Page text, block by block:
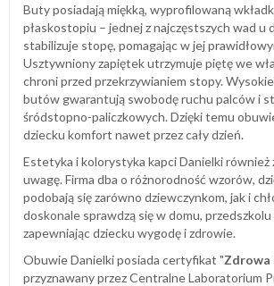
Buty posiadają miękką, wyprofilowaną
płaskostopiu – jednej z najczęstszych wad u
stabilizuje stopę, pomagając w jej
Usztywniony zapiętek utrzymuje piętę we
chroni przed przekrzywianiem stopy.
butów gwarantują swobodę ruchu palców i
śródstopno-paliczkowych. Dzięki temu
dziecku komfort nawet przez cały dzień.
Estetyka i kolorystyka kapci Danielki również
uwagę. Firma dba o różnorodność wzorów,
podobają się zarówno dziewczynkom, jak i
doskonale sprawdzą się w domu, przedszkolu
zapewniając dziecku wygodę i zdrowie.
Obuwie Danielki posiada certyfikat "Zdrowa
przyznawany przez Centralne Laboratorium